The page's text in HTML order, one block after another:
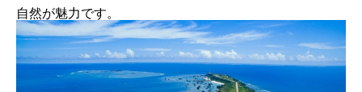
自然が魅力です。